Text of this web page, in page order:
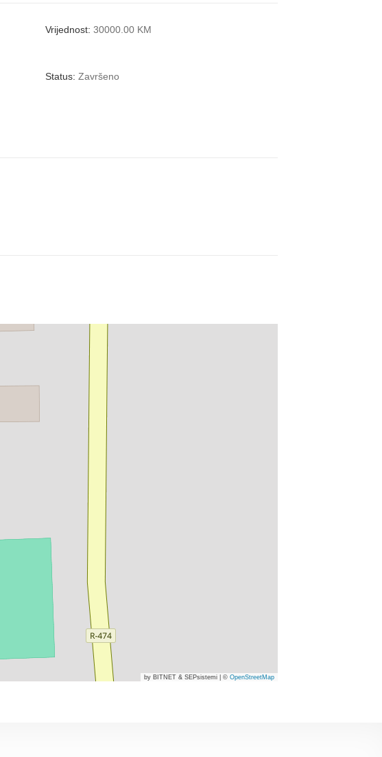
Vrijednost:30000.00 KM
Status:Završeno
by BITNET & SEPsistemi © OpenStreetMap